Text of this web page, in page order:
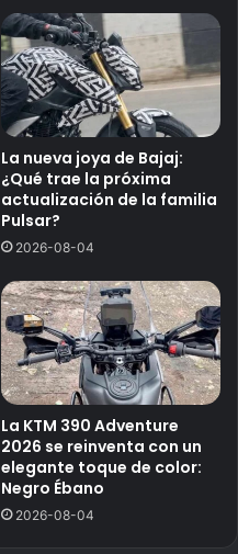
La nueva joya de Bajaj:
¿Qué trae la próxima
actualización de la familia
Pulsar?
2026-08-04
La KTM 390 Adventure
2026 se reinventa con un
elegante toque de color:
Negro Ébano
2026-08-04